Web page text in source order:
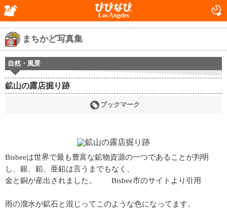
Los Angeles
まちかど写真集
自然・風景
鉱山の露店掘り跡
ブックマーク
Bisbeeは世界で最も豊富な鉱物資源の一つであることが判明
し、銀、鉛、亜鉛は言うまでもなく、
金と銅が産出されました。 Bisbee市のサイトより引用
雨の溜水が鉱石と混じってこのような色になってます。